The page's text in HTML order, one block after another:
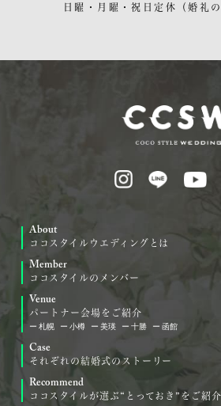
日曜・月曜・祝日定休
（婚礼
About
ココスタイルウエディングとは
Member
ココスタイルのメンバー
Venue
パートナー会場をご紹介
札幌 小樽 美瑛 十勝 函館
Case
それぞれの結婚式のストーリー
Recommend
ココスタイルが選ぶ“とっておき”をご紹介